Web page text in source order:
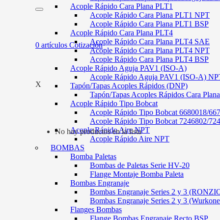
0 artículos Cotización
X
No hay productos en la lista
Acople Rápido Cara Plana PLT1
Acople Rápido Cara Plana PLT1 NPT
Acople Rápido Cara Plana PLT1 BSP
Acople Rápido Cara Plana PLT4
Acople Rápido Cara Plana PLT4 SAE
Acople Rápido Cara Plana PLT4 NPT
Acople Rápido Cara Plana PLT4 BSP
Acople Rápido Aguja PAV1 (ISO-A)
Acople Rápido Aguja PAV1 (ISO-A)
Tapón/Tapas Acoples Rápidos (DNP)
Tapón/Tapas Acoples Rápidos Cara
Acople Rápido Tipo Bobcat
Acople Rápido Tipo Bobcat 6680018/
Acople Rápido Tipo Bobcat 7246802/
Acople Rápido Aire NPT
Acople Rápido Aire NPT
BOMBAS
Bomba Paletas
Bombas de Paletas Serie HV-20
Flange Montaje Bomba Paleta
Bombas Engranaje
Bombas Engranaje Series 2 y 3
Bombas Engranaje Series 2 y 3
Flanges Bombas
Flange Bombas Engranaje Recto BSP